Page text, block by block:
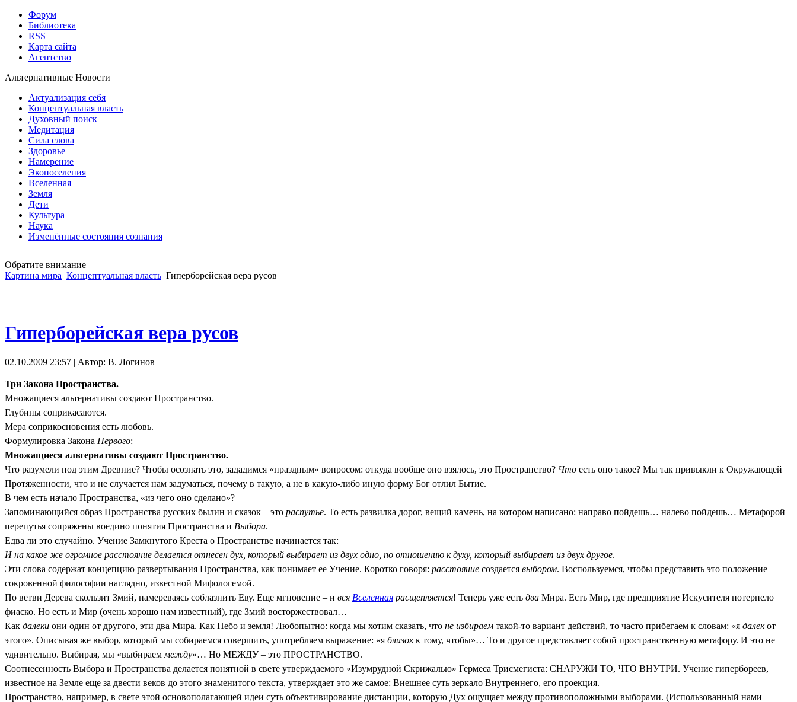
Форум
Библиотека
RSS
Карта сайта
Агентство
Альтернативные Новости
Актуализация себя
Концептуальная власть
Духовный поиск
Медитация
Сила слова
Здоровье
Намерение
Экопоселения
Вселенная
Земля
Дети
Культура
Наука
Изменённые состояния сознания
Обратите внимание
Картина мира Концептуальная власть Гиперборейская вера русов
Гиперборейская вера русов
02.10.2009 23:57 | Автор: В. Логинов |
Три Закона Пространства.
Множащиеся альтернативы создают Пространство.
Глубины соприкасаются.
Мера соприкосновения есть любовь.
Формулировка Закона Первого:
Множащиеся альтернативы создают Пространство.
Что разумели под этим Древние? Чтобы осознать это, зададимся «праздным» вопросом: откуда вообще оно взялось, это Пространство? Что есть оно такое? Мы так привыкли к Окружающей
Протяженности, что и не случается нам задуматься, почему в такую, а не в какую-либо иную форму Бог отлил Бытие.
В чем есть начало Пространства, «из чего оно сделано»?
Запоминающийся образ Пространства русских былин и сказок – это распутье. То есть развилка дорог, вещий камень, на котором написано: направо пойдешь… налево пойдешь… Метафорой
перепутья сопряжены воедино понятия Пространства и Выбора.
Едва ли это случайно. Учение Замкнутого Креста о Пространстве начинается так:
И на какое же огромное расстояние делается отнесен дух, который выбирает из двух одно, по отношению к духу, который выбирает из двух другое.
Эти слова содержат концепцию развертывания Пространства, как понимает ее Учение. Коротко говоря: расстояние создается выбором. Воспользуемся, чтобы представить это положение
сокровенной философии наглядно, известной Мифологемой.
По ветви Дерева скользит Змий, намереваясь соблазнить Еву. Еще мгновение – и вся Вселенная расщепляется! Теперь уже есть два Мира. Есть Мир, где предприятие Искусителя потерпело
фиаско. Но есть и Мир (очень хорошо нам известный), где Змий восторжествовал…
Как далеки они один от другого, эти два Мира. Как Небо и земля! Любопытно: когда мы хотим сказать, что не избираем такой-то вариант действий, то часто прибегаем к словам: «я далекот
этого». Описывая же выбор, который мы собираемся совершить, употребляем выражение: «я близокк тому, чтобы»… То и другое представляет собой пространственную метафору. И это не
удивительно. Выбирая, мы «выбираем между»… Но МЕЖДУ – это ПРОСТРАНСТВО.
Соотнесенность Выбора и Пространства делается понятной в свете утверждаемого «Изумрудной Скрижалью» Гермеса Трисмегиста: СНАРУЖИ ТО, ЧТО ВНУТРИ. Учение гипербореев,
известное на Земле еще за двести веков до этого знаменитого текста, утверждает это же самое: Внешнее суть зеркало Внутреннего, его проекция.
Пространство, например, в свете этой основополагающей идеи суть объективирование дистанции, которую Дух ощущает между противоположными выборами. (Использованный нами